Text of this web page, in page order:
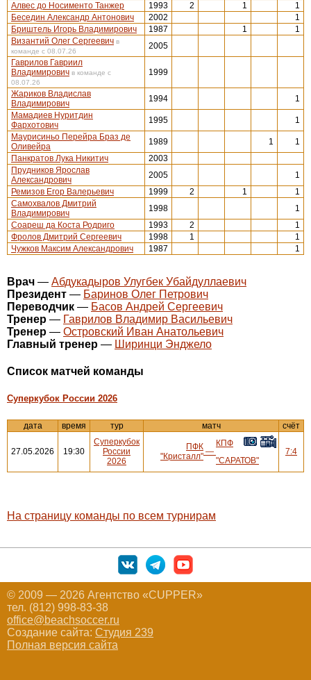
Алвес до Носименто Танжер
1993 2 1
1
Беседин Александр Антонович
2002
1
Бриштель Игорь Владимирович
1987 1
1
Византий Олег Сергеевич в
команде с 08.07.26
2005
Гаврилов Гавриил
Владимирович в команде с
08.07.26
1999
Жариков Владислав
Владимирович
1994
1
Мамадиев Нуритдин
Фархотович
1995
1
Маурисиньо Перейра Браз де
Оливейра
1989 1
1
Панкратов Лука Никитич
2003
Прудников Ярослав
Александрович
2005
1
Ремизов Егор Валерьевич
1999 2 1
1
Самохвалов Дмитрий
Владимирович
1998
1
Соареш да Коста Родриго
1993 2
1
Фролов Дмитрий Сергеевич
1998 1
1
Чужков Максим Александрович
1987 1
Врач — Абдукадыров Улугбек Убайдуллаевич
Президент — Баринов Олег Петрович
Переводчик — Басов Андрей Сергеевич
Тренер — Гаврилов Владимир Васильевич
Тренер — Островский Иван Анатольевич
Главный тренер — Ширинци Энджело
Cписок матчей команды
Суперкубок России 2026
дата время тур матч счёт
27.05.2026 19:30
Суперкубок
России
2026
ПФК
"Кристалл" —
КПФ
"САРАТОВ"
7:4
На страницу команды по всем турнирам
© 2009 — 2026 Агентство «CUPPER»
тел. (812) 998-83-38
office@beachsoccer.ru
Создание сайта: Студия 239
Полная версия сайта